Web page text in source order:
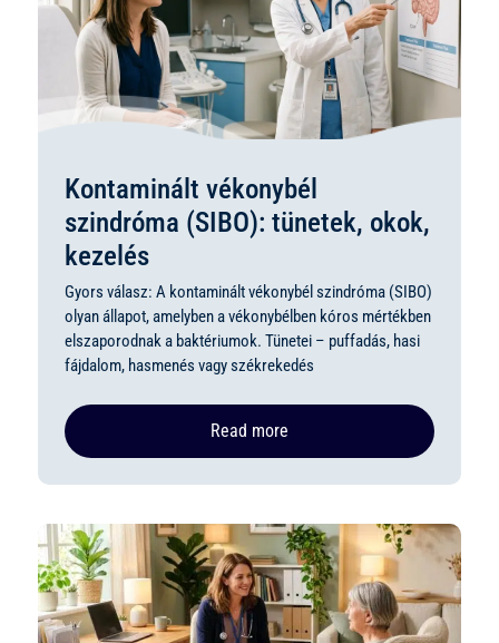
Kontaminált vékonybél
szindróma (SIBO): tünetek, okok,
kezelés
Gyors válasz: A kontaminált vékonybél szindróma (SIBO)
olyan állapot, amelyben a vékonybélben kóros mértékben
elszaporodnak a baktériumok. Tünetei – puffadás, hasi
fájdalom, hasmenés vagy székrekedés
Read more